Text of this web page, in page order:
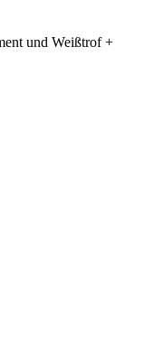
und Weißtrof +